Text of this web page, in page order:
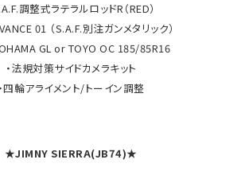
調整式ラテラルロッドR（RED）
01 （S.A.F.別注ガンメタリック）
GL or TOYO OC 185/85R16
・法規対策サイドカメラキット
・四輪アライメント/トーイン調整
★JIMNY SIERRA(JB74)★